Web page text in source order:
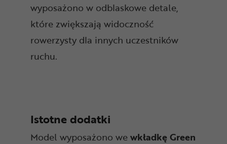
wyposażono w odblaskowe detale,
które zwiększają widoczność
rowerzysty dla innych uczestników
ruchu.
Istotne dodatki
Model wyposażono wewkładkę Green